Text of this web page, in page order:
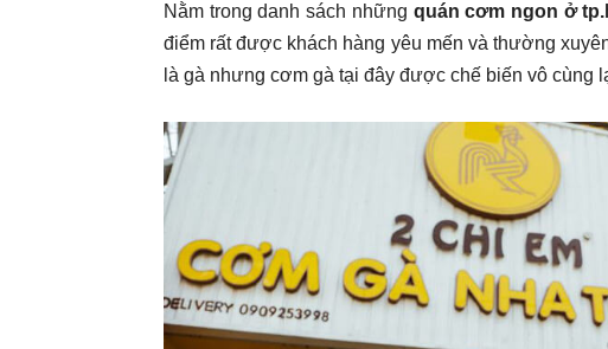
Nằm trong danh sách những quán cơm ngon ở
điểm rất được khách hàng yêu mến và thường
là gà nhưng cơm gà tại đây được chế biến vô cùng